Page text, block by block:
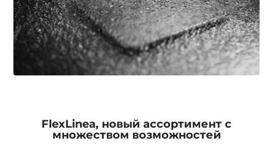
FlexLinea, новый ассортимент с
множеством возможностей